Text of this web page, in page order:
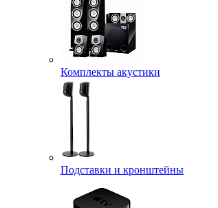
Комплекты акустики
Подставки и кронштейны